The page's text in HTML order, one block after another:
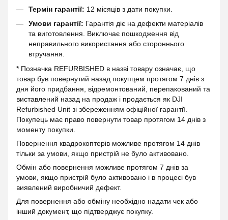
Термін гарантії: 12 місяців з дати покупки.
Умови гарантії: Гарантія діє на дефекти матеріалів
та виготовлення. Виключає пошкодження від
неправильного використання або стороннього
втручання.
* Позначка REFURBISHED в назві товару означає, що
товар був повернутий назад покупцем протягом 7 днів з
дня його придбання, відремонтований, перепакований та
виставлений назад на продаж і продається як DJI
Refurbished Unit зі збереженням офіційної гарантії.
Покупець має право повернути товар протягом 14 днів з
моменту покупки.
Повернення квадрокоптерів можливе протягом 14 днів
тільки за умови, якщо пристрій не було активовано.
Обмін або повернення можливе протягом 7 днів за
умови, якщо пристрій було активовано і в процесі був
виявлений виробничий дефект.
Для повернення або обміну необхідно надати чек або
інший документ, що підтверджує покупку.